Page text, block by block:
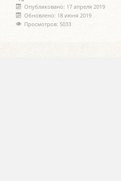
Опубликовано: 17 апреля 2019
Обновлено: 18 июня 2019
Просмотров: 5033